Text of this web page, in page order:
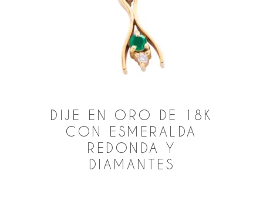
DIJE EN ORO DE 18K
CON ESMERALDA
REDONDA Y
DIAMANTES